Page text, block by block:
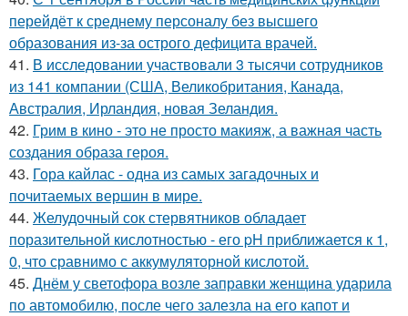
перейдёт к среднему персоналу без высшего
образования из-за острого дефицита врачей.
41. В исследовании участвовали 3 тысячи сотрудников
из 141 компании (США, Великобритания, Канада,
Австралия, Ирландия, новая Зеландия.
42. Грим в кино - это не просто макияж, а важная часть
создания образа героя.
43. Гора кайлас - одна из самых загадочных и
почитаемых вершин в мире.
44. Желудочный сок стервятников обладает
поразительной кислотностью - его pH приближается к 1,
0, что сравнимо с аккумуляторной кислотой.
45. Днём у светофора возле заправки женщина ударила
по автомобилю, после чего залезла на его капот и